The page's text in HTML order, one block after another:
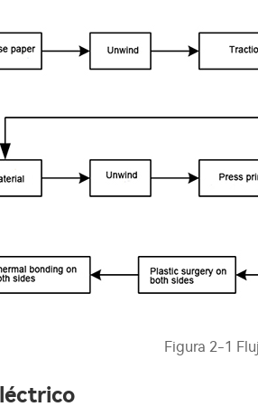
Figura 2-1